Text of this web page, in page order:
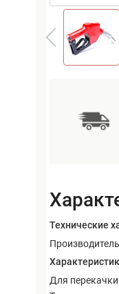
Технические
Для перекачки